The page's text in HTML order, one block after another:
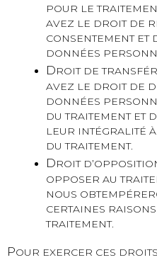
POUR LE
AVEZ LE DROIT DE
CONSENTEMENT ET
DONNÉES
DROIT DE
AVEZ LE DROIT DE
DONNÉES
DU TRAITEMENT ET
LEUR INTÉGRALITÉ
DU TRAITEMENT.
DROIT
OPPOSER AU
NOUS
CERTAINES
TRAITEMENT.
POUR EXERCER CES